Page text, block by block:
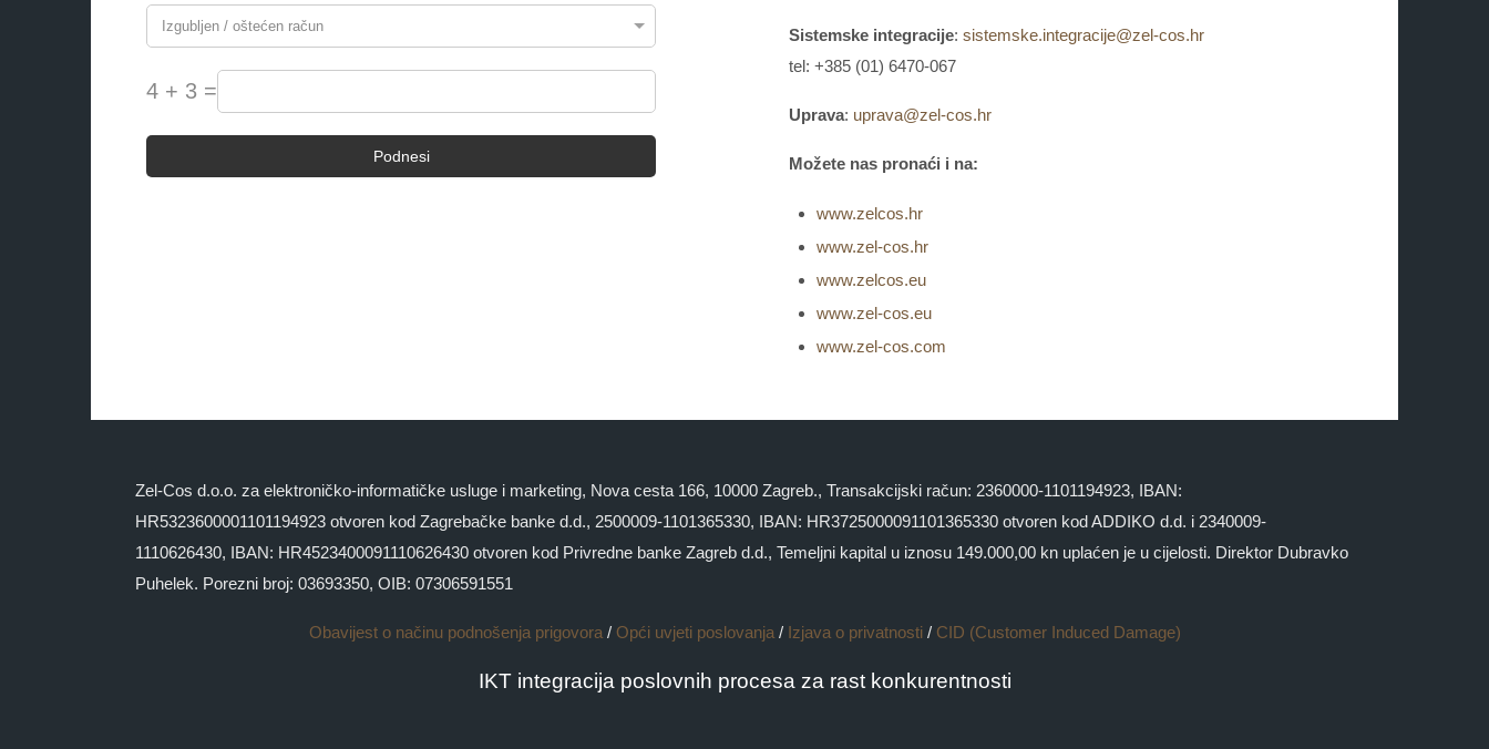
Sistemske integracije: sistemske.integracije@zel-cos.hr
tel: +385 (01) 6470-067
Uprava: uprava@zel-cos.hr
Možete nas pronaći i na:
www.zelcos.hr
www.zel-cos.hr
www.zelcos.eu
www.zel-cos.eu
www.zel-cos.com
4 + 3 =
Podnesi
Zel-Cos d.o.o. za elektroničko-informatičke usluge i marketing, Nova cesta 166, 10000 Zagreb., Transakcijski račun: 2360000-1101194923, IBAN:
HR5323600001101194923 otvoren kod Zagrebačke banke d.d., 2500009-1101365330, IBAN: HR3725000091101365330 otvoren kod ADDIKO d.d. i 2340009-
1110626430, IBAN: HR4523400091110626430 otvoren kod Privredne banke Zagreb d.d., Temeljni kapital u iznosu 149.000,00 kn uplaćen je u cijelosti. Direktor Dubravko
Puhelek. Porezni broj: 03693350, OIB: 07306591551
Obavijest o načinu podnošenja prigovora / Opći uvjeti poslovanja / Izjava o privatnosti/ CID (Customer Induced Damage)
IKT integracija poslovnih procesa za rast konkurentnosti